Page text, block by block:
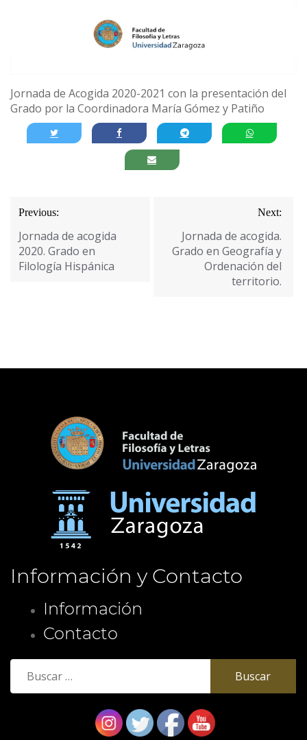
Jornada de Acogida 2020-2021 con la presentación del
Grado por la Coordinadora María Gómez y Patiño
Navegación
de
entradas
Previous:
Jornada de acogida
2020. Grado en
Filología Hispánica
Next:
Jornada de acogida.
Grado en Geografía y
Ordenación del
territorio.
Información y Contacto
Información
Contacto
Buscar: